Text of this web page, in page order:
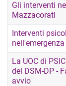
Gli interventi
Mazzacorati
Interventi
nell'emergenza
La UOC di
del DSM-DP -
avvio